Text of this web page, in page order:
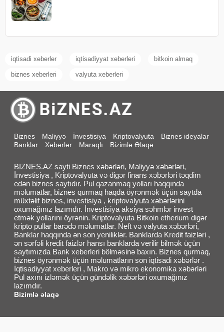
iqtisadi xeberler iqtisadiyyat xeberleri bitkoin almaq
biznes xeberleri valyuta xeberleri
Biznes Maliyyə İnvestisiya Kriptovalyuta
Biznes ideyalar
Banklar
Xəbərlər Maraqlı Bizimlə Əlaqə
BIZNES.AZ sayti Biznes xəbərləri, Maliyyə xəbərləri,
İnvestisiya , Kriptovalyuta və digər finans xəbərləri təqdim
edən biznes saytıdır. Pul qazanmaq yolları haqqında
məlumatlar, biznes qurmaq haqda öyrənmək üçün saytda
müxtəlif biznes, investisiya , kriptovalyuta xəbərlərini
oxumağınız lazımdır. İnvestisiya aksiya səhmlər invest
etmək yollarını öyrənin. Kriptovalyuta Bitkoin etherium digər
kripto pullar barədə məlumatlar. Neft və valyuta xəbərləri,
Banklar haqqında ən son yeniliklər. Banklarda Kredit faizləri ,
ən sərfəli kredit faizlər hansı banklarda verilir bilmək üçün
saytımızda Bank xeberleri bölməsinə baxın. Biznes qurmaq,
biznes öyrənmək üçün məlumatların son iqtisadi xəbərlər .
İqtisadiyyat xeberleri , Makro və mikro ekonomika xəbərləri
Pul axını izləmək üçün gündəlik xəbərləri oxumağınız
lazımdır.
Bizimlə əlaqə